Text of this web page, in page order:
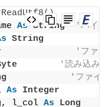
()
As String
'バイナ
String
'ファイ
'読み込み
'ファイ
As
Integer
, l_col As
Long